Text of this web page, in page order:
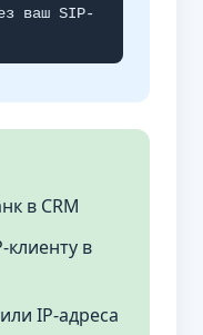
ваш SIP-
в CRM
клиенту в
IP-адреса